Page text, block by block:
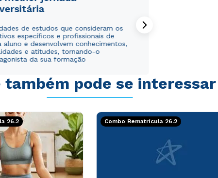
de estudos que consideram os
específicos e profissionais de
aluno e desenvolvem conhecimentos,
e atitudes, tornando-o
da sua formação
também pode se interessar
26.2 Combo Rematrícula 26.2